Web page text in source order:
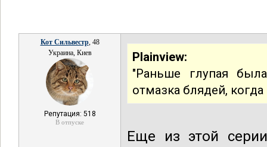
Кот Сильвестр, 48
Украина, Киев
Репутация: 518
В отпуске
Plainview:
"Раньше глупая
отмазка блядей,
Еще из этой